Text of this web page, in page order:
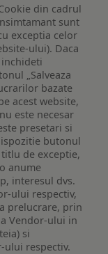
din cadrul
sunt
exceptia celor
ului). Daca
„Salveaza
bazate
acest website,
este necesar
presetari si
butonul
titlu de exceptie,
anume
interesul dvs.
ului respectiv,
prelucrare, prin
Vendor-ului in
si
ului respectiv.